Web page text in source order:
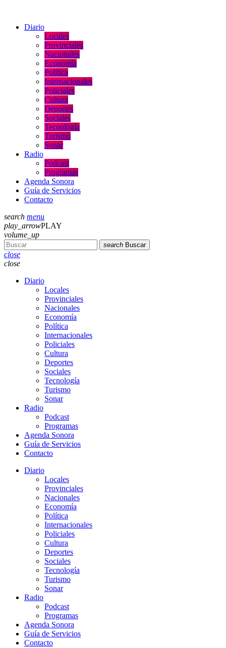
Diario
Locales
Provinciales
Nacionales
Economía
Política
Internacionales
Policiales
Cultura
Deportes
Sociales
Tecnología
Turismo
Sonar
Radio
Podcast
Programas
Agenda Sonora
Guía de Servicios
Contacto
search menu
play_arrowPLAY
volume_up
search Buscar
close
close
Diario
Locales
Provinciales
Nacionales
Economía
Política
Internacionales
Policiales
Cultura
Deportes
Sociales
Tecnología
Turismo
Sonar
Radio
Podcast
Programas
Agenda Sonora
Guía de Servicios
Contacto
Diario
Locales
Provinciales
Nacionales
Economía
Política
Internacionales
Policiales
Cultura
Deportes
Sociales
Tecnología
Turismo
Sonar
Radio
Podcast
Programas
Agenda Sonora
Guía de Servicios
Contacto